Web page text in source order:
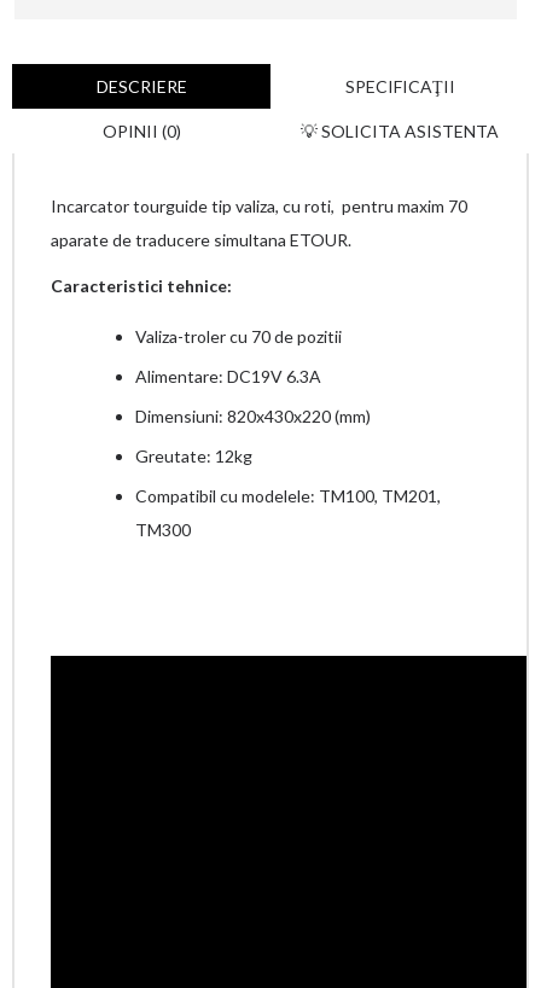
DESCRIERE SPECIFICAŢII
OPINII (0) 💡 SOLICITA ASISTENTA
Incarcator tourguide tip valiza, cu roti, pentru maxim 70
aparate de traducere simultana ETOUR.
Caracteristici tehnice:
Valiza-troler cu 70 de pozitii
Alimentare: DC19V 6.3A
Dimensiuni: 820x430x220 (mm)
Greutate: 12kg
Compatibil cu modelele: TM100, TM201,
TM300